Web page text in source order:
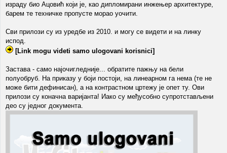
израду био Ацовић који је, као дипломирани инжењер архитектуре,
барем те техничке пропусте морао уочити.
Сви прилози су из уредбе из 2010. и могу се видети и на линку
испод.
[Link mogu videti samo ulogovani korisnici]
Застава - само најочигледније... обратите пажњу на бели
полуобруб. На приказу у боји постоји, на линеарном га нема (те не
може бити дефинисан), а на контрастном цртежу је опет ту. Ови
прилози су коначна варијанта! Иако су међусобно супротстављени
део су једног документа.